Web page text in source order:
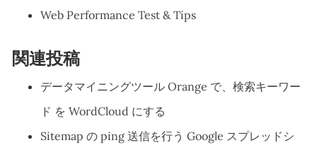
Web Performance Test & Tips
関連投稿
データマイニングツール Orange で、検索キーワー
ド を WordCloud にする
Sitemap の ping 送信を行う Google スプレッドシ